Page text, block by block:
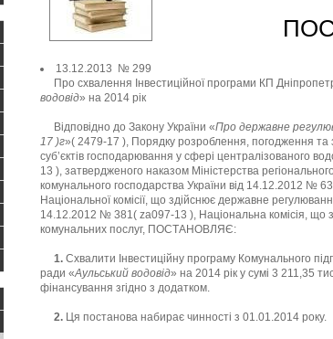
13.12.2013 № 299
Про схвалення Інвестиційної програми КП
водовід» на 2014 рік
Відповідно до Закону України «Про державне
17 )г»( 2479-17 ), Порядку розроблення, погодження та
суб’єктів господарювання у сфері централізованого
13 ), затвердженого наказом Міністерства
комунального господарства України від 14.12.2012 №
Національної комісії, що здійснює державне
14.12.2012 № 381( za097-13 ), Національна комісія, що
комунальних послуг, ПОСТАНОВЛЯЄ:
1. Схвалити Інвестиційну програму Комунального
ради «Аульський водовід» на 2014 рік у сумі 3 211,35
фінансування згідно з додатком.
2. Ця постанова набирає чинності з 01.01.2014 року.